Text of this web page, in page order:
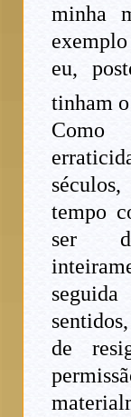
minha
eu,
tinham
Como
tempo
ser
de